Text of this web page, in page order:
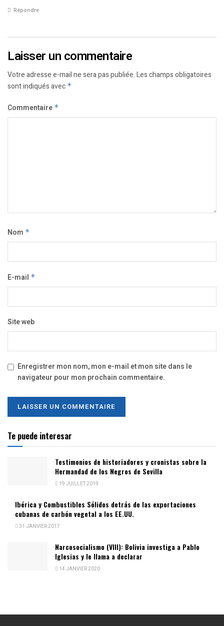
Répondre
Laisser un commentaire
Votre adresse e-mail ne sera pas publiée.Les champs obligatoires
sont indiqués avec *
Commentaire *
Nom *
E-mail *
Site web
Enregistrer mon nom, mon e-mail et mon site dans le
navigateur pour mon prochain commentaire.
Te puede interesar
Testimonios de historiadores y cronistas sobre la
Hermandad de los Negros de Sevilla
19 JUILLET 2019
Ibérica y Combustibles Sólidos detrás de las exportaciones
cubanas de carbón vegetal a los EE.UU.
31 JANVIER 2017
Narcosocialismo (VIII): Bolivia investiga a Pablo
Iglesias y le llama a declarar
14 JANVIER 2020